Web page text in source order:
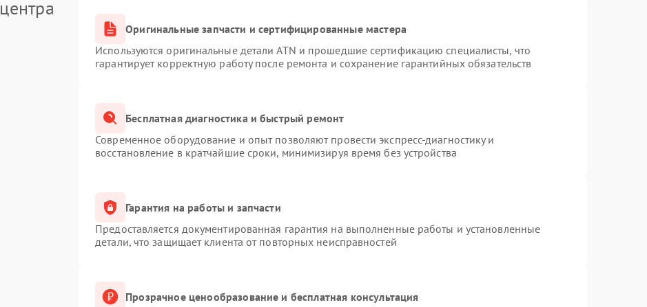
Оригинальные запчасти и сертифицированные мастера
Используются оригинальные детали ATN и прошедшие сертификацию специалисты, что
гарантирует корректную работу после ремонта и сохранение гарантийных обязательств
Бесплатная диагностика и быстрый ремонт
Современное оборудование и опыт позволяют провести экспресс-диагностику и
восстановление в кратчайшие сроки, минимизируя время без устройства
Гарантия на работы и запчасти
Предоставляется документированная гарантия на выполненные работы и установленные
детали, что защищает клиента от повторных неисправностей
Прозрачное ценообразование и бесплатная консультация